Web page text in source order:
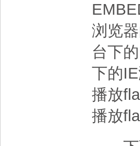
浏览
台下
下的
播放
播放